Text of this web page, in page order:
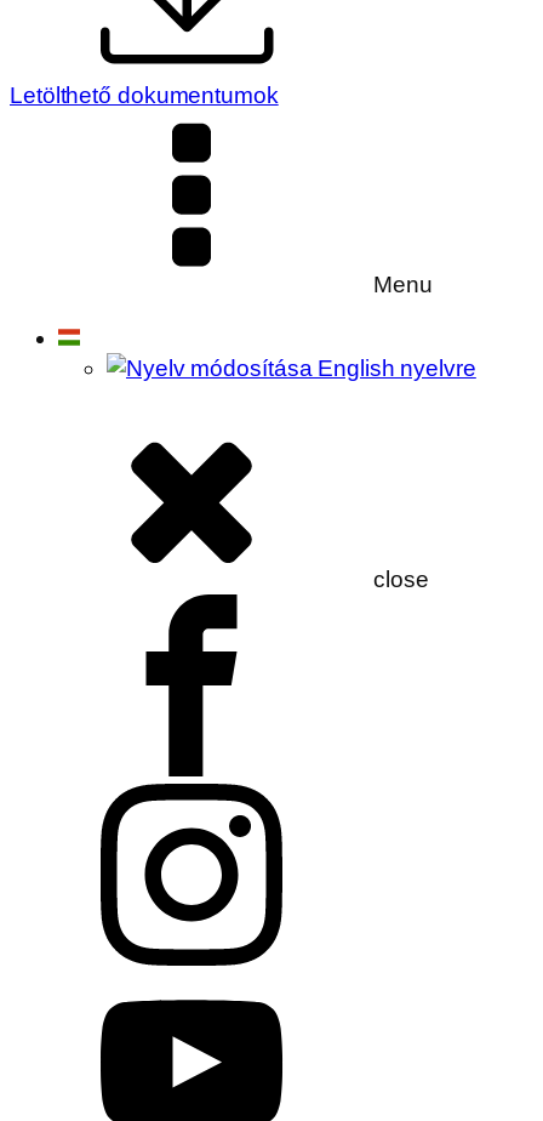
Letölthető dokumentumok
Menu
close